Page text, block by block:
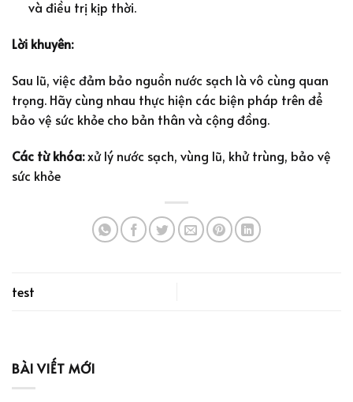
và điều trị kịp thời.
Lời khuyên:
Sau lũ, việc đảm bảo nguồn nước sạch là vô cùng quan
trọng. Hãy cùng nhau thực hiện các biện pháp trên để
bảo vệ sức khỏe cho bản thân và cộng đồng.
Các từ khóa:xử lý nước sạch, vùng lũ, khử trùng, bảo vệ
sức khỏe
test
BÀI VIẾT MỚI